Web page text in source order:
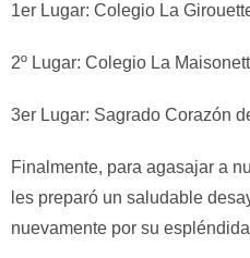
1er Lugar: Colegio La
2º Lugar: Colegio La
3er Lugar: Sagrado Corazón
Finalmente, para agasajar a
les preparó un saludable
nuevamente por su